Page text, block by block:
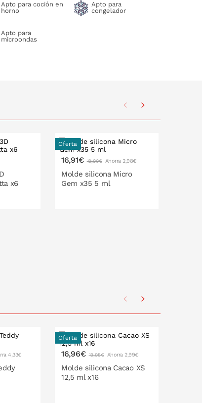
Apto para coción en
horno
Apto para
congelador
Apto para
microondas
x6
Oferta
16,91€ 19,90€ Ahorra 2,98€
Molde silicona Micro
Gem x35 5 ml
4,33€
Oferta
16,96€ 19,95€ Ahorra 2,99€
Molde silicona Cacao XS
12,5 ml x16